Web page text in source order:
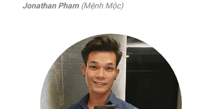
Jonathan Pham(Mệnh Mộc)